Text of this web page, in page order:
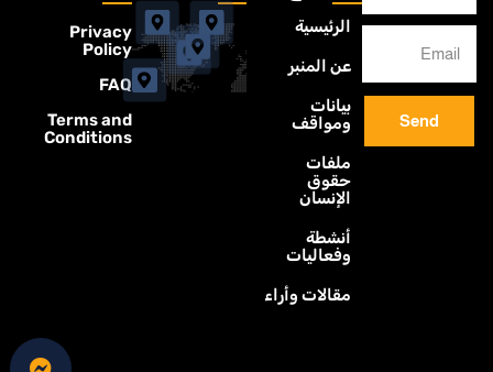
Send
الرئيسية
عن المنبر
بيانات
ومواقف
ملفات
حقوق
الإنسان
أنشطة
وفعاليات
مقالات وأراء
Privacy
Policy
FAQ
Terms and
Conditions